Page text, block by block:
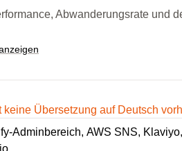
Abwanderungsrate und
keine Übersetzung auf Deutsch
Adminbereich AWS SNS Klaviyo